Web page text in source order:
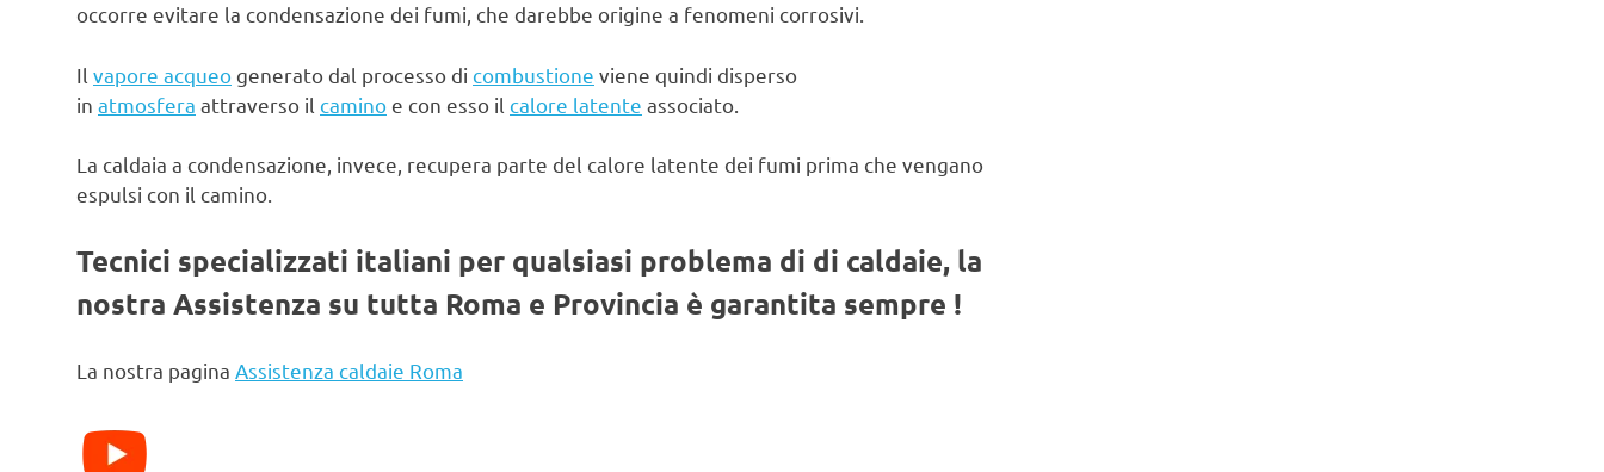
occorre evitare la condensazione dei fumi, che darebbe origine a fenomeni corrosivi.
Il vapore acqueo generato dal processo di combustione viene quindi disperso
in atmosfera attraverso il camino e con esso il calore latente associato.
La caldaia a condensazione, invece, recupera parte del calore latente dei fumi prima che vengano
espulsi con il camino.
Tecnici specializzati italiani per qualsiasi problema di di caldaie, la
nostra Assistenza su tutta Roma e Provincia è garantita sempre !
La nostra pagina Assistenza caldaie Roma